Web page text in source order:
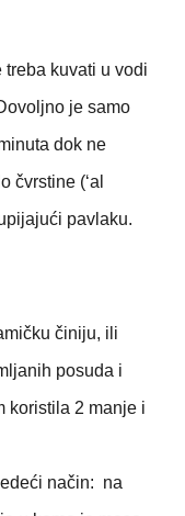
treba kuvati u vodi
je samo
dok ne
čvrstine (‘al
pavlaku.
činiju, ili
posuda i
koristila 2 manje i
način: na